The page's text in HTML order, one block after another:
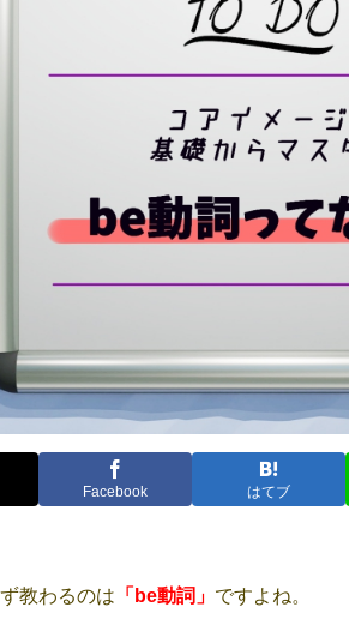
Facebook はてブ
教わるのは 「be動詞」 ですよね。